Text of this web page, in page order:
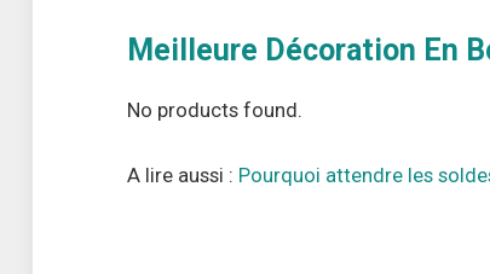
Meilleure Décoration En
No products found.
A lire aussi : Pourquoi attendre les